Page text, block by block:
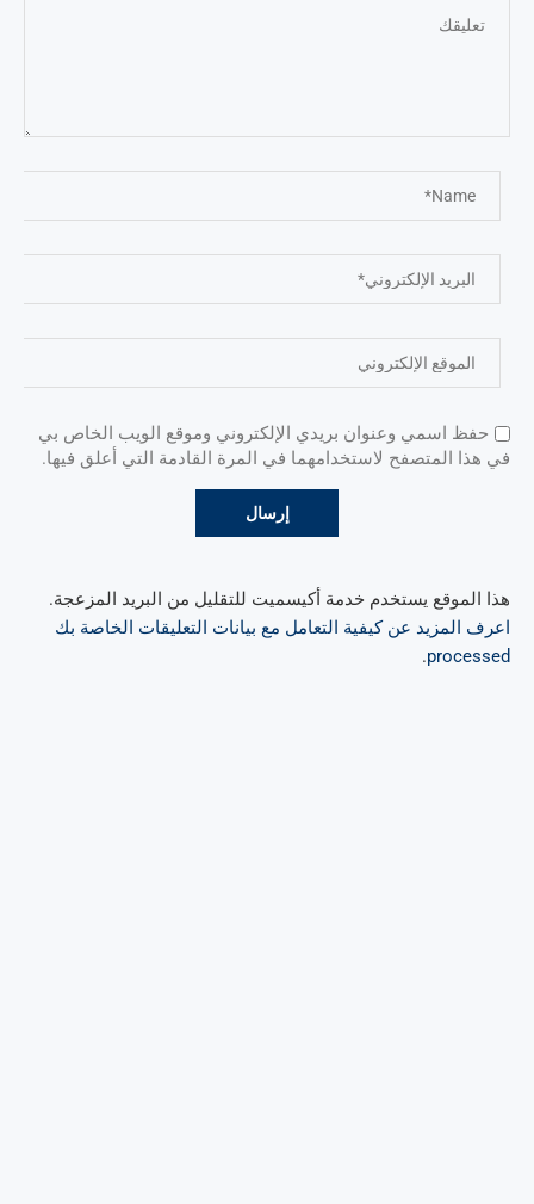
حفظ اسمي وعنوان بريدي الإلكتروني وموقع الويب الخاص بي
في هذا المتصفح لاستخدامهما في المرة القادمة التي أعلق فيها.
هذا الموقع يستخدم خدمة أكيسميت للتقليل من البريد المزعجة.
اعرف المزيد عن كيفية التعامل مع بيانات التعليقات الخاصة بك
processed
.